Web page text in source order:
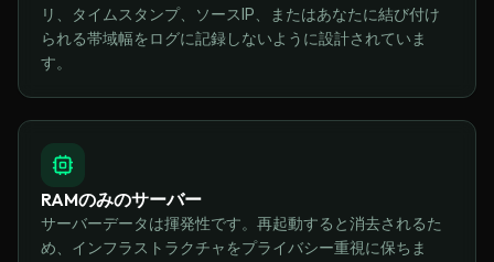
リ、タイムスタンプ、ソースIP、またはあなたに結び付け
られる帯域幅をログに記録しないように設計されていま
す。
RAMのみのサーバー
サーバーデータは揮発性です。再起動すると消去されるた
め、インフラストラクチャをプライバシー重視に保ちま